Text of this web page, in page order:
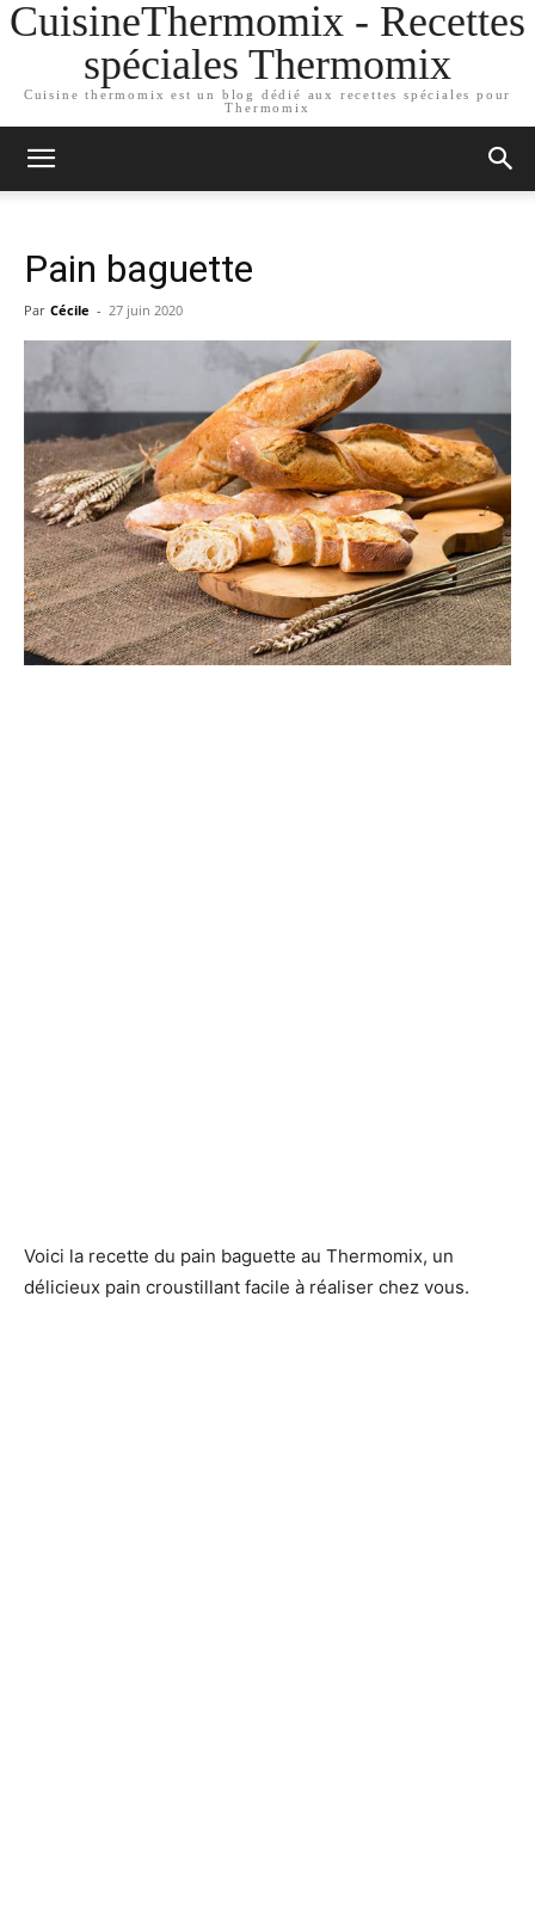
CuisineThermomix - Recettes
spéciales Thermomix
Cuisine thermomix est un blog dédié aux recettes spéciales pour
Thermomix
Pain baguette
Par Cécile - 27 juin 2020
Voici la recette du pain baguette au Thermomix, un
délicieux pain croustillant facile à réaliser chez vous.